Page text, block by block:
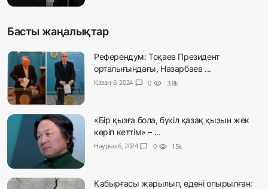
Басты жаңалықтар
Референдум: Тоқаев Президент
орталығындағы, Назарбаев ...
Қазан 6, 2024 chat_bubble 0 visibility 3.8k
«Бір қызға бола, бүкіл қазақ қызын жек
көріп кеттім» – ...
Наурыз 6, 2024 chat_bubble 0 visibility 15k
Қабырғасы жарылып, едені опырылған: